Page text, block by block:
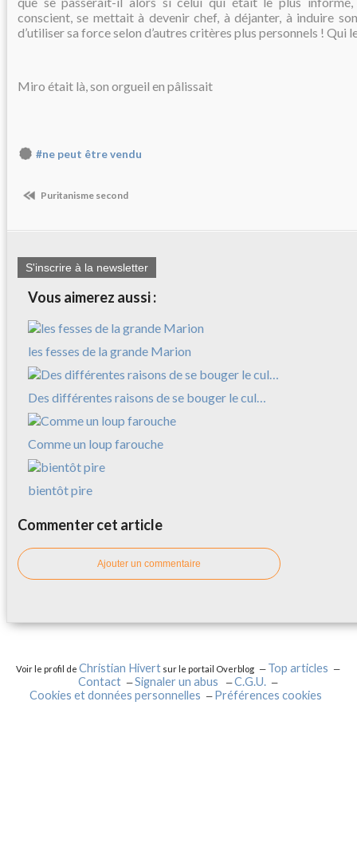
conscient, se mettait à devenir chef, à déjanter, à induire
d’utiliser sa force selon d’autres critères plus personnels ! Qui
Miro était là, son orgueil en pâlissait
#ne peut être vendu
Puritanisme second
S'inscrire à la newsletter
Vous aimerez aussi :
les fesses de la grande Marion
Des différentes raisons de se bouger le cul…
Comme un loup farouche
bientôt pire
Commenter cet article
Ajouter un commentaire
Voir le profil deChristian Hivert sur le portail Overblog
Top articles
Contact
Signaler un abus
C.G.U.
Cookies et données personnelles
Préférences cookies